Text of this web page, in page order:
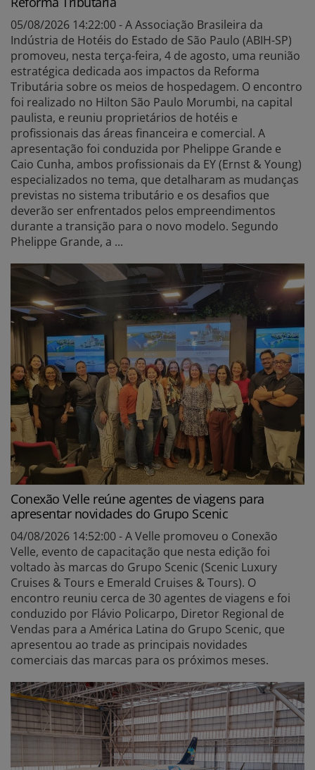
05/08/2026 14:22:00 - A Associação Brasileira da
Indústria de Hotéis do Estado de São Paulo (ABIH-SP)
promoveu, nesta terça-feira, 4 de agosto, uma reunião
estratégica dedicada aos impactos da Reforma
Tributária sobre os meios de hospedagem. O encontro
foi realizado no Hilton São Paulo Morumbi, na capital
paulista, e reuniu proprietários de hotéis e
profissionais das áreas financeira e comercial. A
apresentação foi conduzida por Phelippe Grande e
Caio Cunha, ambos profissionais da EY (Ernst & Young)
especializados no tema, que detalharam as mudanças
previstas no sistema tributário e os desafios que
deverão ser enfrentados pelos empreendimentos
durante a transição para o novo modelo. Segundo
Phelippe Grande, a ...
Conexão Velle reúne agentes de viagens para
apresentar novidades do Grupo Scenic
04/08/2026 14:52:00 - A Velle promoveu o Conexão
Velle, evento de capacitação que nesta edição foi
voltado às marcas do Grupo Scenic (Scenic Luxury
Cruises & Tours e Emerald Cruises & Tours). O
encontro reuniu cerca de 30 agentes de viagens e foi
conduzido por Flávio Policarpo, Diretor Regional de
Vendas para a América Latina do Grupo Scenic, que
apresentou ao trade as principais novidades
comerciais das marcas para os próximos meses.